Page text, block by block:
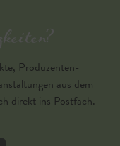
Produzenten-
aus dem
direkt ins Postfach.